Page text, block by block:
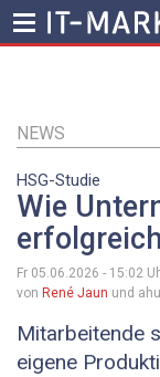
Inhalt
NEWS
HSG-Studie
Wie
Fr 05.06.2026 - 15:02
von René Jaun und ahu
Mitarbeitende
eigene